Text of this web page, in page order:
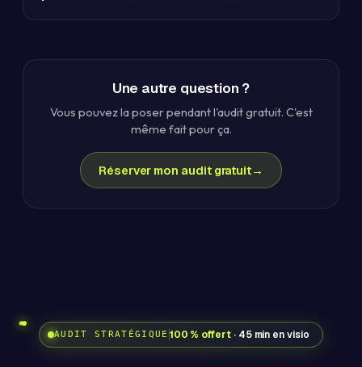
Une autre question ?
Vous pouvez la poser pendant l'audit gratuit. C'est
même fait pour ça.
Réserver mon audit gratuit→
AUDIT STRATÉGIQUE 100 % offert· 45 min en visio